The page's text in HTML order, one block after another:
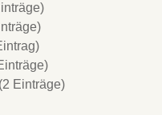
(2 Einträge)